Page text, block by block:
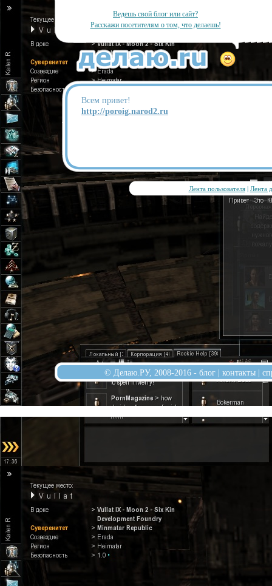
Ведешь свой блог или сайт?
Расскажи посетителям о том, что делаешь!
Всем привет!
http://poroig.narod2.ru
Лента пользователя| Лента
© Делаю.РУ, 2008-2016 - блог | контакты |